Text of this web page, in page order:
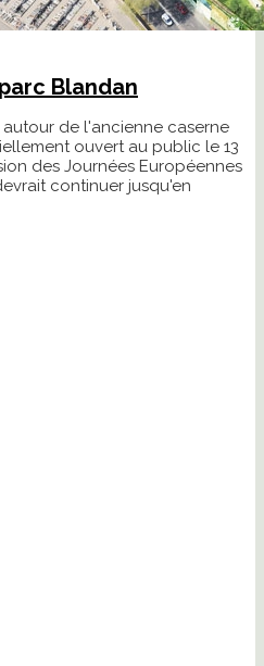
Blandan
de l'ancienne caserne
ouvert au public le 13
des Journées Européennes
continuer jusqu'en